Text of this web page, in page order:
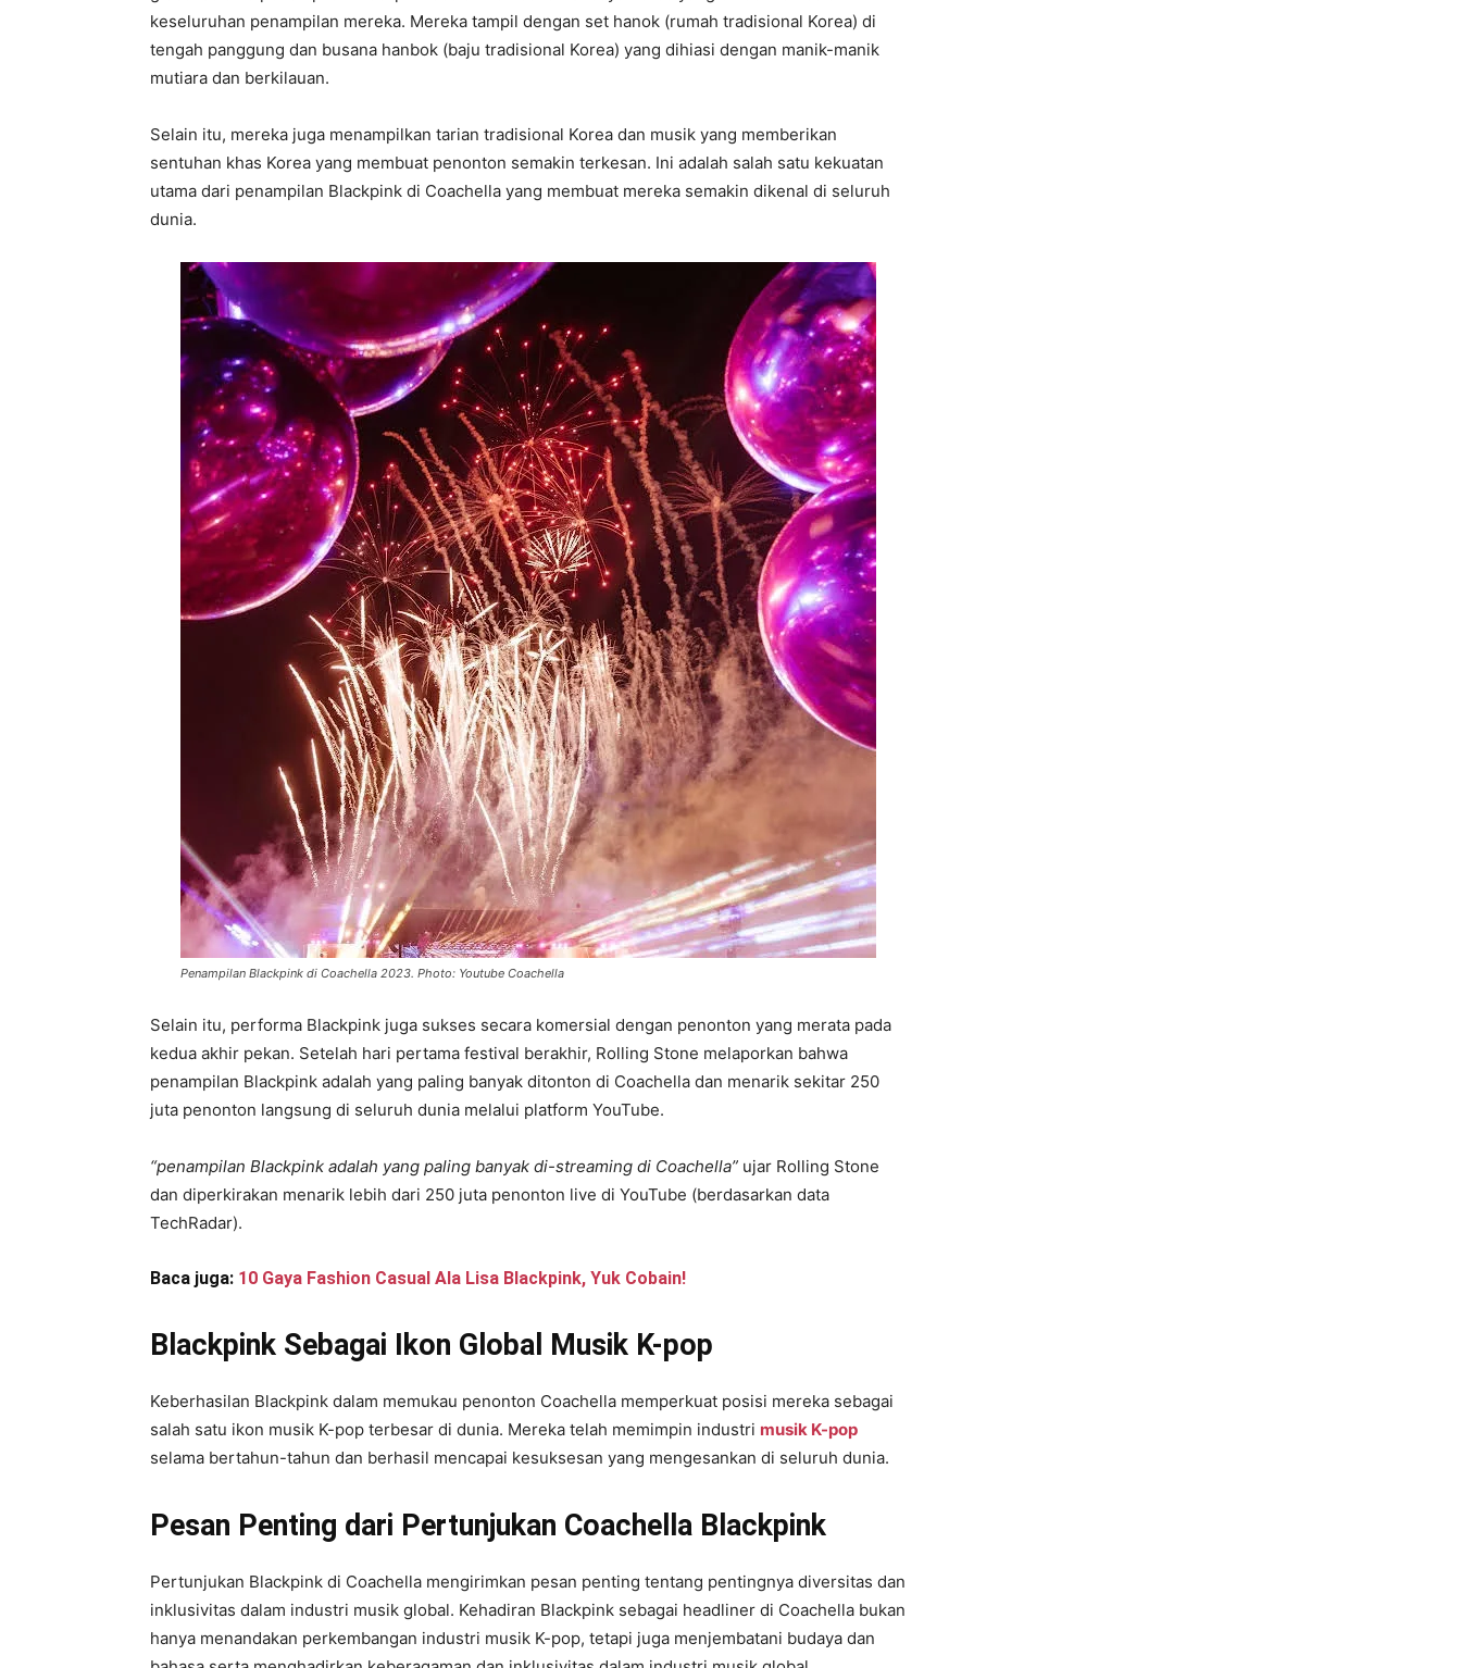
keseluruhan penampilan mereka. Mereka tampil dengan set hanok (rumah tradisional Korea) di
tengah panggung dan busana hanbok (baju tradisional Korea) yang dihiasi dengan manik-manik
mutiara dan berkilauan.
Selain itu, mereka juga menampilkan tarian tradisional Korea dan musik yang memberikan
sentuhan khas Korea yang membuat penonton semakin terkesan. Ini adalah salah satu kekuatan
utama dari penampilan Blackpink di Coachella yang membuat mereka semakin dikenal di seluruh
dunia.
Penampilan Blackpink di Coachella 2023. Photo: Youtube Coachella
Selain itu, performa Blackpink juga sukses secara komersial dengan penonton yang merata pada
kedua akhir pekan. Setelah hari pertama festival berakhir, Rolling Stone melaporkan bahwa
penampilan Blackpink adalah yang paling banyak ditonton di Coachella dan menarik sekitar 250
juta penonton langsung di seluruh dunia melalui platform YouTube.
“penampilan Blackpink adalah yang paling banyak di-streaming di Coachella” ujar Rolling Stone
dan diperkirakan menarik lebih dari 250 juta penonton live di YouTube (berdasarkan data
TechRadar).
Baca juga: 10 Gaya Fashion Casual Ala Lisa Blackpink, Yuk Cobain!
Blackpink Sebagai Ikon Global Musik K-pop
Keberhasilan Blackpink dalam memukau penonton Coachella memperkuat posisi mereka sebagai
salah satu ikon musik K-pop terbesar di dunia. Mereka telah memimpin industri musik K-pop
selama bertahun-tahun dan berhasil mencapai kesuksesan yang mengesankan di seluruh dunia.
Pesan Penting dari Pertunjukan Coachella Blackpink
Pertunjukan Blackpink di Coachella mengirimkan pesan penting tentang pentingnya diversitas dan
inklusivitas dalam industri musik global. Kehadiran Blackpink sebagai headliner di Coachella bukan
hanya menandakan perkembangan industri musik K-pop, tetapi juga menjembatani budaya dan